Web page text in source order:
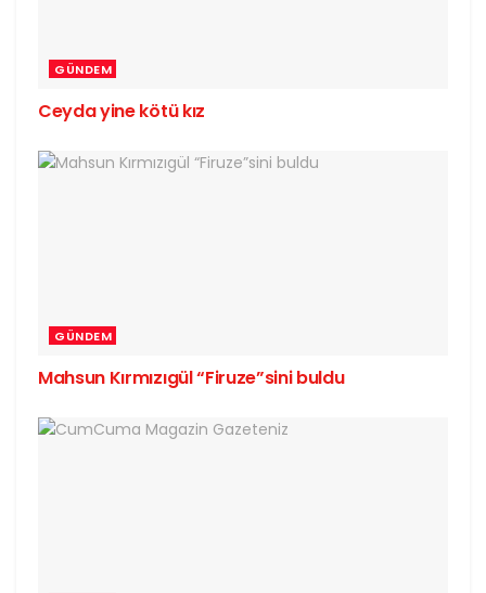
GÜNDEM
Ceyda yine kötü kız
GÜNDEM
Mahsun Kırmızıgül “Firuze”sini buldu